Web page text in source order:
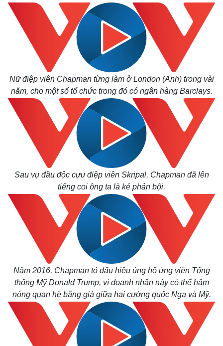
Pháp luật
Vụ án
Tin nóng
Tư vấn luật
Quân sự - Quốc phòng
Vũ khí
Việt Nam
Phân tích
Nữ điệp viên Chapman từng làm ở London (Anh) trong vài
năm, cho một số tổ chức trong đó có ngân hàng Barclays.
Sau vụ đầu độc cựu điệp viên Skripal, Chapman đã lên
tiếng coi ông ta là kẻ phản bội.
Năm 2016, Chapman tỏ dấu hiệu ủng hộ ứng viên Tổng
thống Mỹ Donald Trump, vì doanh nhân này có thể hâm
nóng quan hệ băng giá giữa hai cường quốc Nga và Mỹ.